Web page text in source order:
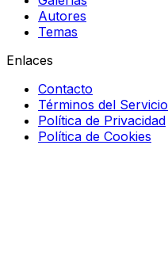
Autores
Temas
Enlaces
Contacto
Términos del Servicio
Política de Privacidad
Política de Cookies